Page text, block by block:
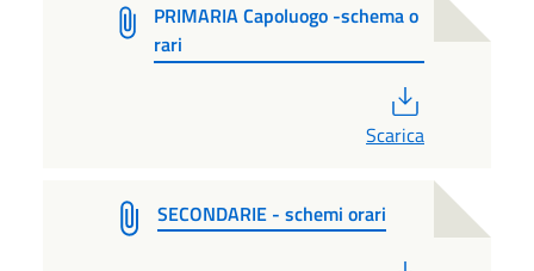
PRIMARIA Capoluogo -schema o
rari
Scarica
SECONDARIE - schemi orari